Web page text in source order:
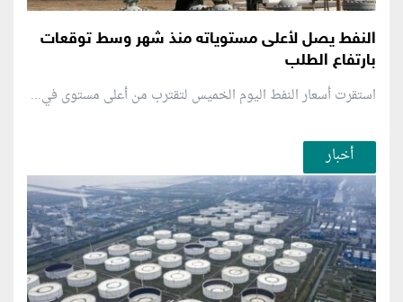
النفط يصل لأعلى مستوياته منذ شهر وسط توقعات
بارتفاع الطلب
استقرت أسعار النفط اليوم الخميس لتقترب من أعلى مستوى في...
أخبار